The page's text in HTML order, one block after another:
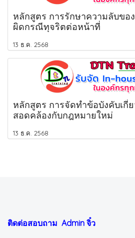
หลักสูตร การรักษาความลับขอ
ผิดกรณีทุจริตต่อหน้าที่
13 ธ.ค. 2568
หลักสูตร การจัดทำข้อบังคับเกี่
สอดคล้องกับกฎหมายใหม่
13 ธ.ค. 2568
ติดต่อสอบถาม Admin จิ๋ว